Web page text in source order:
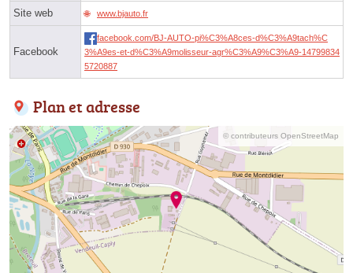
Site web www.bjauto.fr
Facebook
facebook.com/BJ-AUTO-pi%C3%A8ces-d%C3%A9tach%C
3%A9es-et-d%C3%A9molisseur-agr%C3%A9%C3%A9-14799834
5720887
Plan et adresse
© contributeurs OpenStreetMap